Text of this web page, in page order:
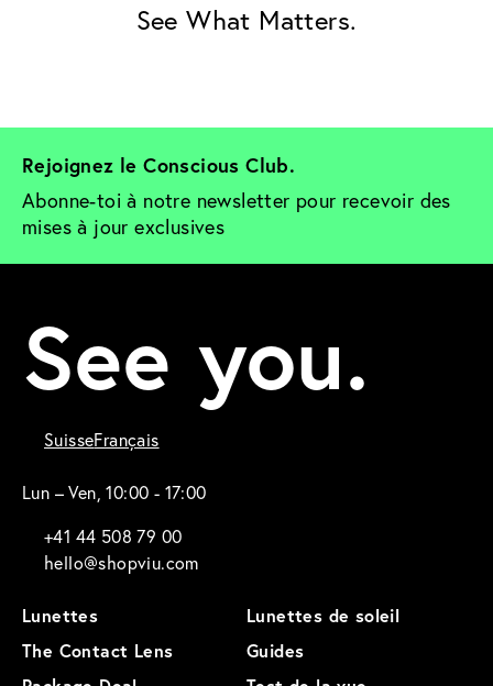
See What Matters.
Rejoignez le Conscious Club.
Abonne-toi à notre newsletter pour recevoir des
mises à jour exclusives
See you.
SuisseFrançais
Lun – Ven, 10:00 - 17:00
+41 44 508 79 00
hello@shopviu.com
Lunettes
Lunettes de soleil
The Contact Lens
Guides